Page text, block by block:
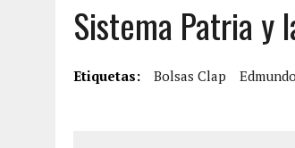
1 AGOSTO, 2026 | UN MUERTO Y 5
PRESUNTO BROTE
Sistema Patria y
Etiquetas: Bolsas Clap